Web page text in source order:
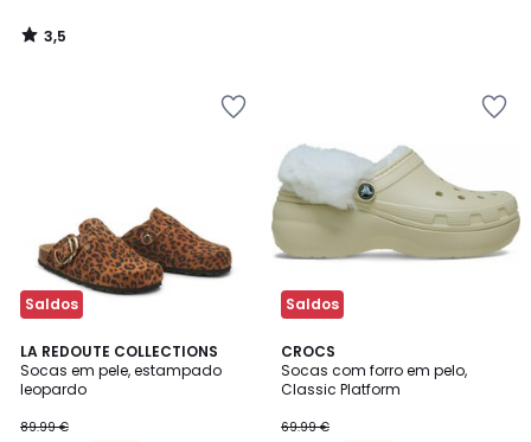
3,5
/
Saldos
LA REDOUTE COLLECTIONS
Socas em pele, estampado
leopardo
89.99 €
3,5
/ 5
Saldos
CROCS
Socas com forro em pelo,
Classic Platform
69.99 €
5
/
5
3
Cores